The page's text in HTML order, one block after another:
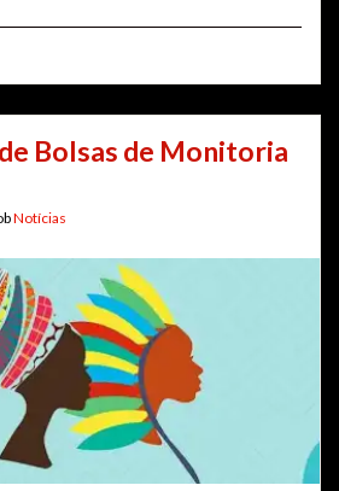
Bolsas de Monitoria
Notícias